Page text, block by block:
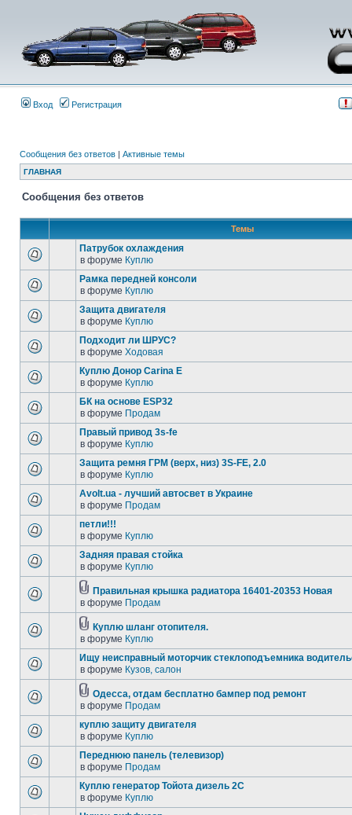
Вход Регистрация
Сообщения без ответов | Активные темы
ГЛАВНАЯ
Сообщения без ответов
Темы
Патрубок охлаждения
в форуме Куплю
Рамка передней консоли
в форуме Куплю
Защита двигателя
в форуме Куплю
Подходит ли ШРУС?
в форуме Ходовая
Куплю Донор Carina E
в форуме Куплю
БК на основе ESP32
в форуме Продам
Правый привод 3s-fe
в форуме Куплю
Защита ремня ГРМ (верх, низ) 3S-FE, 2.0
в форуме Куплю
Avolt.ua - лучший автосвет в Украине
в форуме Продам
петли!!!
в форуме Куплю
Задняя правая стойка
в форуме Куплю
Правильная крышка радиатора 16401-20353 Новая
в форуме Продам
Куплю шланг отопителя.
в форуме Куплю
Ищу неисправный моторчик стеклоподъемника
в форуме Кузов, салон
Одесса, отдам бесплатно бампер под ремонт
в форуме Продам
куплю защиту двигателя
в форуме Куплю
Переднюю панель (телевизор)
в форуме Продам
Куплю генератор Тойота дизель 2С
в форуме Куплю